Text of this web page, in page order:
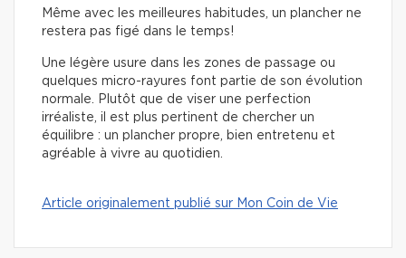
Même avec les meilleures habitudes, un plancher ne
restera pas figé dans le temps!
Une légère usure dans les zones de passage ou
quelques micro-rayures font partie de son évolution
normale. Plutôt que de viser une perfection
irréaliste, il est plus pertinent de chercher un
équilibre : un plancher propre, bien entretenu et
agréable à vivre au quotidien.
Article originalement publié sur Mon Coin de Vie